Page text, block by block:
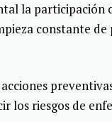
la participación
constante de
los riesgos de